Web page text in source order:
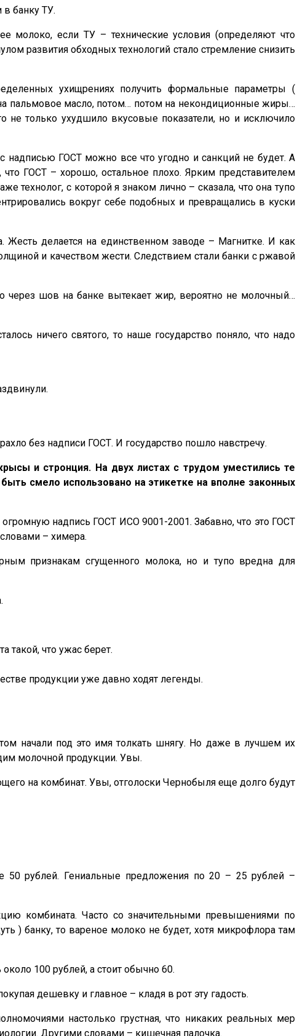
банку ТУ.
молоко, если ТУ – технические условия (определяют что
развития обходных технологий стало стремление снизить
ухищрениях получить формальные параметры (
пальмовое масло, потом… потом на некондиционные жиры…
только ухудшило вкусовые показатели, но и исключило
надписью ГОСТ можно все что угодно и санкций не будет. А
что ГОСТ – хорошо, остальное плохо. Ярким представителем
технолог, с которой я знаком лично – сказала, что она тупо
вокруг себе подобных и превращались в куски
Жесть делается на единственном заводе – Магнитке. И как
и качеством жести. Следствием стали банки с ржавой
через шов на банке вытекает жир, вероятно не молочный…
ничего святого, то наше государство поняло, что надо
без надписи ГОСТ. И государство пошло навстречу.
и стронция. На двух листах с трудом уместились те
смело использовано на этикетке на вполне законных
надпись ГОСТ ИСО 9001-2001. Забавно, что это ГОСТ
– химера.
признакам сгущенного молока, но и тупо вредна для
такой, что ужас берет.
продукции уже давно ходят легенды.
начали под это имя толкать шнягу. Но даже в лучшем их
молочной продукции. Увы.
на комбинат. Увы, отголоски Чернобыля еще долго будут
рублей. Гениальные предложения по 20 – 25 рублей –
комбината. Часто со значительными превышениями по
) банку, то вареное молоко не будет, хотя микрофлора там
100 рублей, а стоит обычно 60.
дешевку и главное – кладя в рот эту гадость.
настолько грустная, что никаких реальных мер
Другими словами – кишечная палочка.